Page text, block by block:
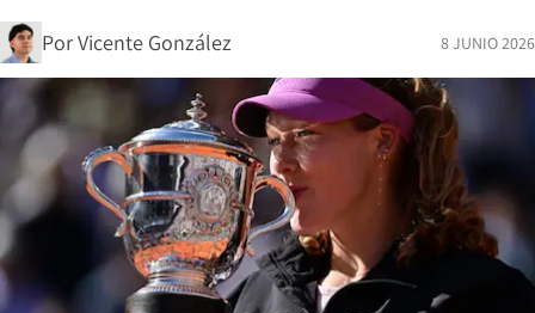
PorVicente González 8 JUNIO 2026